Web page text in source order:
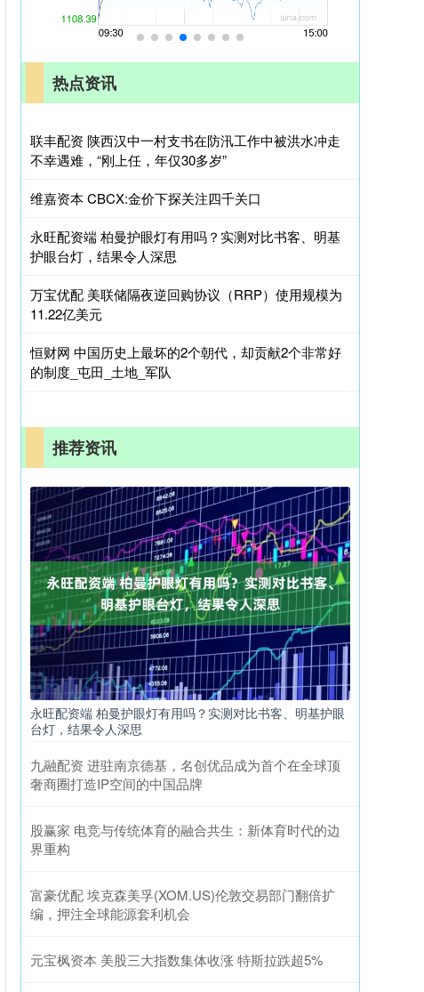
热点资讯
联丰配资 陕西汉中一村支书在防汛工作中被洪水冲走
不幸遇难，“刚上任，年仅30多岁”
维嘉资本 CBCX:金价下探关注四千关口
永旺配资端 柏曼护眼灯有用吗？实测对比书客、明基
护眼台灯，结果令人深思
万宝优配 美联储隔夜逆回购协议（RRP）使用规模为
11.22亿美元
恒财网 中国历史上最坏的2个朝代，却贡献2个非常好
的制度_屯田_土地_军队
推荐资讯
永旺配资端 柏曼护眼灯有用吗？实测对比书客、明基护眼
台灯，结果令人深思
九融配资 进驻南京德基，名创优品成为首个在全球顶
奢商圈打造IP空间的中国品牌
股赢家 电竞与传统体育的融合共生：新体育时代的边
界重构
富豪优配 埃克森美孚(XOM.US)伦敦交易部门翻倍扩
编，押注全球能源套利机会
元宝枫资本 美股三大指数集体收涨 特斯拉跌超5%